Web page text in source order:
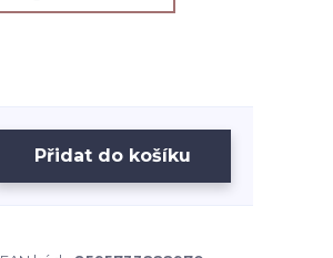
Přidat do košíku